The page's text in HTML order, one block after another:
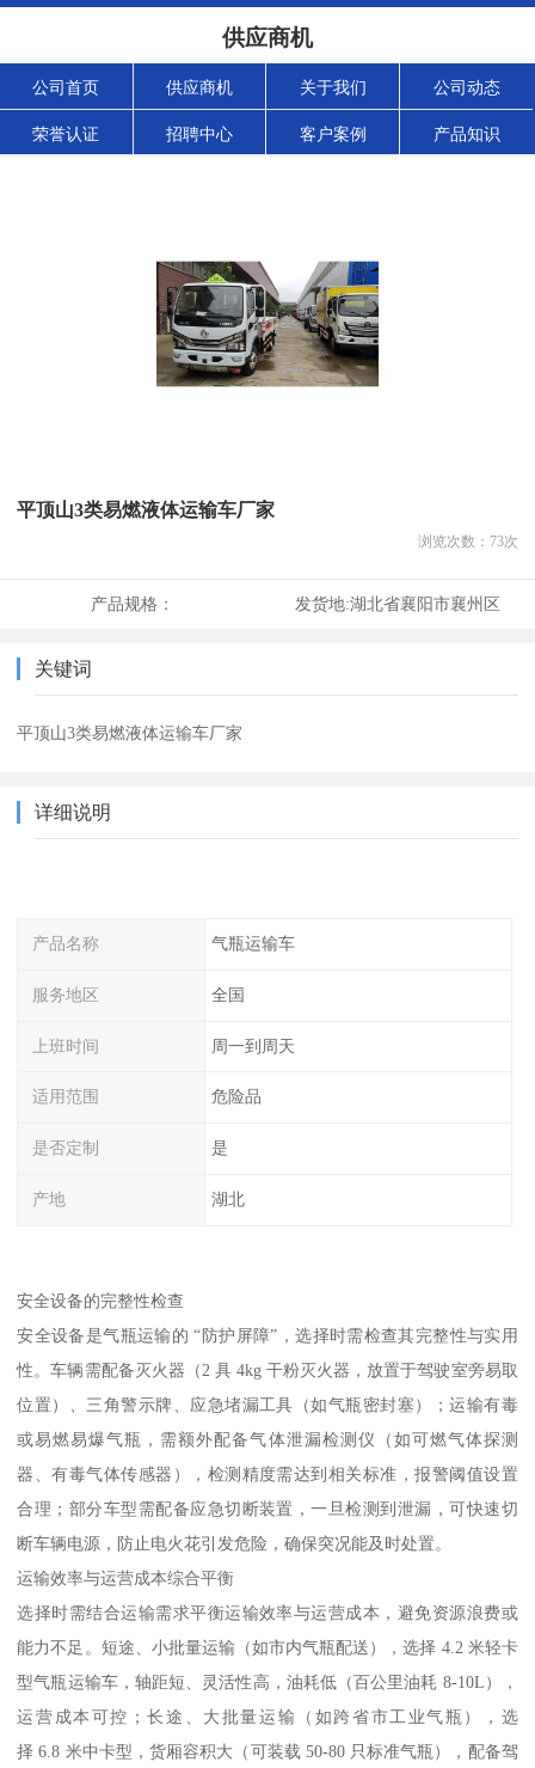
供应商机
公司首页 供应商机 关于我们 公司动态
荣誉认证 招聘中心 客户案例 产品知识
平顶山3类易燃液体运输车厂家
浏览次数： 73次
产品规格： 发货地:湖北省襄阳市襄州区
关键词
平顶山3类易燃液体运输车厂家
详细说明
产品名称 气瓶运输车
服务地区 全国
上班时间 周一到周天
适用范围 危险品
是否定制 是
产地 湖北
安全设备的完整性检查​
安全设备是气瓶运输的 “防护屏障”，选择时需检查其完整性与实用
性。车辆需配备灭火器（2 具 4kg 干粉灭火器，放置于驾驶室旁易取
位置）、三角警示牌、应急堵漏工具（如气瓶密封塞）；运输有毒
或易燃易爆气瓶，需额外配备气体泄漏检测仪（如可燃气体探测
器、有毒气体传感器），检测精度需达到相关标准，报警阈值设置
合理；部分车型需配备应急切断装置，一旦检测到泄漏，可快速切
断车辆电源，防止电火花引发危险，确保突况能及时处置。​
运输效率与运营成本综合平衡​
选择时需结合运输需求平衡运输效率与运营成本，避免资源浪费或
能力不足。短途、小批量运输（如市内气瓶配送），选择 4.2 米轻卡
型气瓶运输车，轴距短、灵活性高，油耗低（百公里油耗 8-10L），
运营成本可控；长途、大批量运输（如跨省市工业气瓶），选
择 6.8 米中卡型，货厢容积大（可装载 50-80 只标准气瓶），配备驾